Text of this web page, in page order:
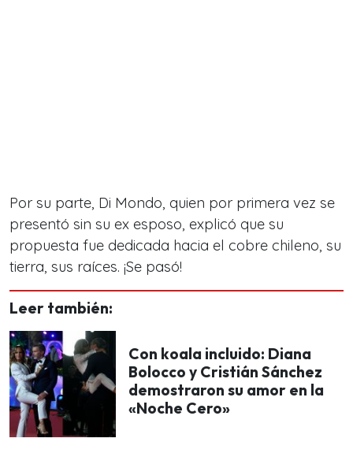
Por su parte, Di Mondo, quien por primera vez se
presentó sin su ex esposo, explicó que su
propuesta fue dedicada hacia el cobre chileno, su
tierra, sus raíces. ¡Se pasó!
Leer también:
Con koala incluido: Diana
Bolocco y Cristián Sánchez
demostraron su amor en la
«Noche Cero»